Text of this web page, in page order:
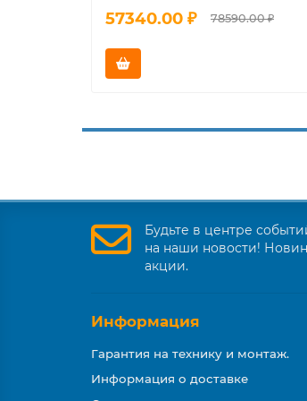
57340.00 ₽ 78590.00 ₽
Будьте в центре
на наши новости!
акции.
Информация
Гарантия на технику и монтаж.
Информация о доставке